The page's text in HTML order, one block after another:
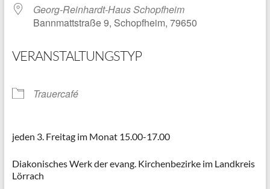
Georg-Reinhardt-Haus Schopfheim
Bannmattstraße 9, Schopfheim, 79650
VERANSTALTUNGSTYP
Trauercafé
jeden 3. Freitag im Monat 15.00-17.00
Diakonisches Werk der evang. Kirchenbezirke im Landkreis
Lörrach